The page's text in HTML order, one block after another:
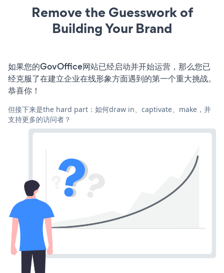
Remove the Guesswork of
Building Your Brand
如果您的GovOffice网站已经启动并开始运营，那么您已
经克服了在建立企业在线形象方面遇到的第一个重大挑战。
恭喜你！
但接下来是the hard part：如何draw in、captivate、make，并
支持更多的访问者？